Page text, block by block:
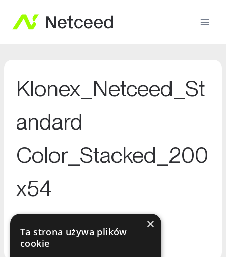
Klonex_Netceed_St
andard
Color_Stacked_200
x54
×
Ta strona używa plików
cookie